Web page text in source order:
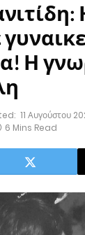
Η
11 Αυγούστου
6 Mins Read